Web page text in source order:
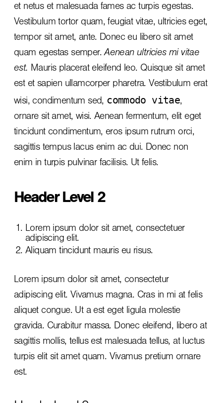
et netus et malesuada fames ac turpis egestas.
Vestibulum tortor quam, feugiat vitae, ultricies eget,
tempor sit amet, ante. Donec eu libero sit amet
quam egestas semper.Aenean ultricies mi vitae
est. Mauris placerat eleifend leo. Quisque sit amet
est et sapien ullamcorper pharetra. Vestibulum erat
wisi, condimentum sed, commodo vitae,
ornare sit amet, wisi. Aenean fermentum, elit eget
tincidunt condimentum, eros ipsum rutrum orci,
sagittis tempus lacus enim ac dui. Donec non
enim in turpis pulvinar facilisis. Ut felis.
Header Level 2
Lorem ipsum dolor sit amet, consectetuer
adipiscing elit.
Aliquam tincidunt mauris eu risus.
Lorem ipsum dolor sit amet, consectetur
adipiscing elit. Vivamus magna. Cras in mi at felis
aliquet congue. Ut a est eget ligula molestie
gravida. Curabitur massa. Donec eleifend, libero at
sagittis mollis, tellus est malesuada tellus, at luctus
turpis elit sit amet quam. Vivamus pretium ornare
est.